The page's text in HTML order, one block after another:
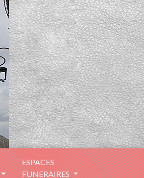
ESPACES
FUNERAIRES